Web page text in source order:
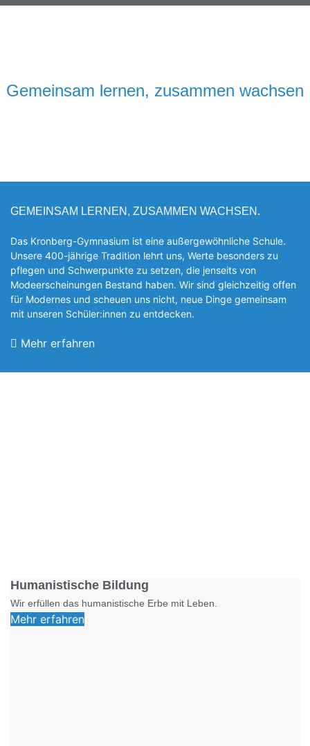
Gemeinsam lernen, zusammen wachsen
GEMEINSAM LERNEN, ZUSAMMEN WACHSEN.
Das Kronberg-Gymnasium ist eine außergewöhnliche Schule.
Unsere 400-jährige Tradition lehrt uns, Werte besonders zu
pflegen und Schwerpunkte zu setzen, die jen­seits von
Modeerscheinungen Be­stand haben. Wir sind gleichzeitig offen
für Modernes und scheuen uns nicht, neue Dinge gemeinsam
mit unseren Schüler:innen zu entde­cken.
Mehr erfahren
Humanistische Bildung
Wir erfüllen das humanistische Erbe mit Leben.
Mehr erfahren